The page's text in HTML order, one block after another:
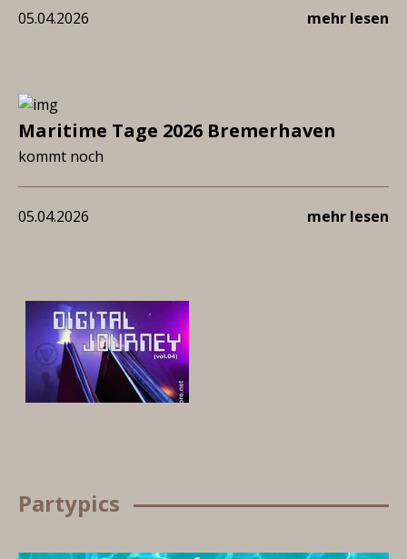
05.04.2026 mehr lesen
Maritime Tage 2026 Bremerhaven
kommt noch
05.04.2026 mehr lesen
Partypics